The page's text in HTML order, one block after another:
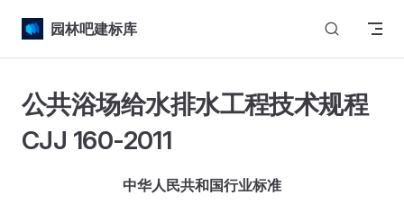
Skip to content
园林吧建标库
公共浴场给水排水工程技术规程
CJJ 160-2011
中华人民共和国行业标准